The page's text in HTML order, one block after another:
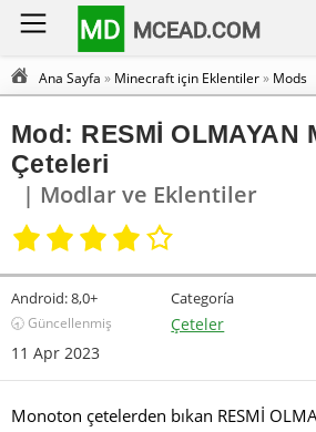
MD MCEAD.COM
Ana Sayfa » Minecraft için Eklentiler» Mods
Mod: RESMİ OLMAYAN
Çeteleri
| Modlar ve Eklentiler
Android:8,0+
🕣 Güncellenmiş
11 Apr 2023
Categoría
Çeteler
Monoton çetelerden bıkan RESMİ